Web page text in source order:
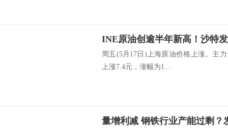
周五(5月17日)上海原油价格上涨。主
上涨7.4元，涨幅为1...
量增利减 钢铁行业产能过剩？